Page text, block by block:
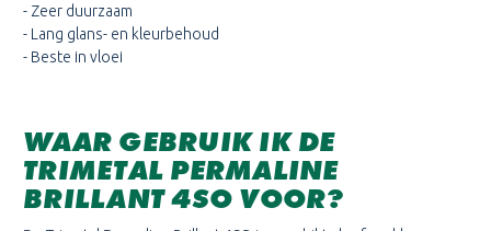
- Zeer duurzaam
- Lang glans- en kleurbehoud
- Beste in vloei
WAAR GEBRUIK IK DE
TRIMETAL PERMALINE
BRILLANT 4SO VOOR?